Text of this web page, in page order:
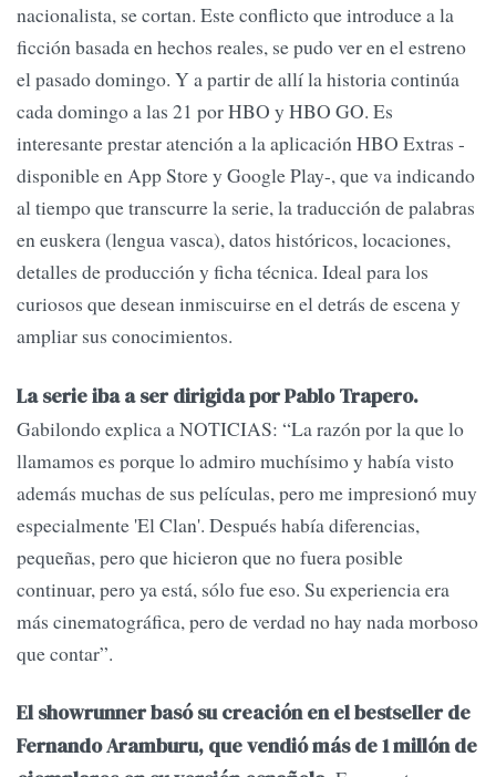
nacionalista, se cortan. Este conflicto que introduce a la
ficción basada en hechos reales, se pudo ver en el estreno
el pasado domingo. Y a partir de allí la historia continúa
cada domingo a las 21 por HBO y HBO GO. Es
interesante prestar atención a la aplicación HBO Extras -
disponible en App Store y Google Play-, que va indicando
al tiempo que transcurre la serie, la traducción de palabras
en euskera (lengua vasca), datos históricos, locaciones,
detalles de producción y ficha técnica. Ideal para los
curiosos que desean inmiscuirse en el detrás de escena y
ampliar sus conocimientos.
La serie iba a ser dirigida por Pablo Trapero.
Gabilondo explica a NOTICIAS: “La razón por la que lo
llamamos es porque lo admiro muchísimo y había visto
además muchas de sus películas, pero me impresionó muy
especialmente 'El Clan'. Después había diferencias,
pequeñas, pero que hicieron que no fuera posible
continuar, pero ya está, sólo fue eso. Su experiencia era
más cinematográfica, pero de verdad no hay nada morboso
que contar”.
El showrunner basó su creación en el bestseller de
Fernando Aramburu, que vendió más de 1 millón de